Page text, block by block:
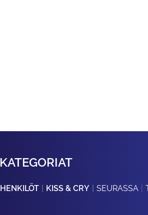
KATEGORIAT
HENKILÖT KISS & CRY SEURASSA